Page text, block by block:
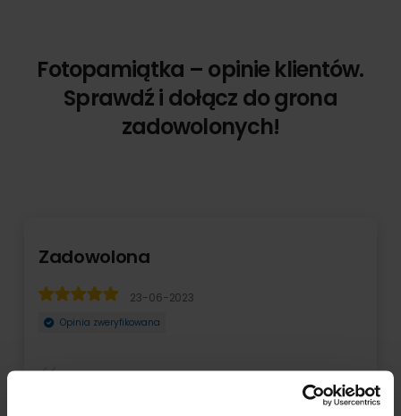
Fotopamiątka – opinie klientów.
Sprawdź i dołącz do grona
zadowolonych!
Zadowolona
23-06-2023
Opinia zweryfikowana